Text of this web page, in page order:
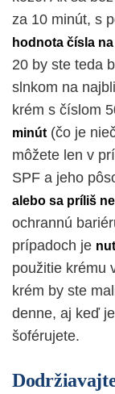
za 10 minút, s
hodnota čísla
20 by ste teda
slnkom na
krém s číslom
minút (čo je
môžete len v
SPF a jeho
alebo sa príliš
ochrannú
prípadoch je
použitie krému
krém by ste
denne, aj keď
šoférujete.